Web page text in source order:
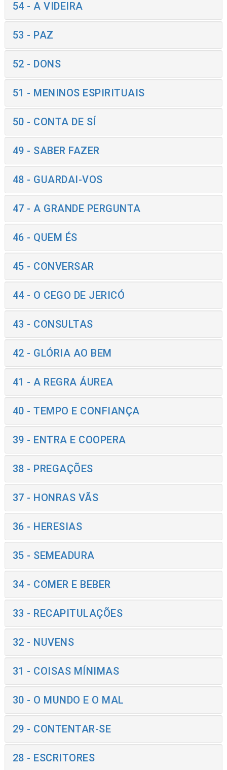
54 - A VIDEIRA
53 - PAZ
52 - DONS
51 - MENINOS ESPIRITUAIS
50 - CONTA DE SÍ
49 - SABER FAZER
48 - GUARDAI-VOS
47 - A GRANDE PERGUNTA
46 - QUEM ÉS
45 - CONVERSAR
44 - O CEGO DE JERICÓ
43 - CONSULTAS
42 - GLÓRIA AO BEM
41 - A REGRA ÁUREA
40 - TEMPO E CONFIANÇA
39 - ENTRA E COOPERA
38 - PREGAÇÕES
37 - HONRAS VÃS
36 - HERESIAS
35 - SEMEADURA
34 - COMER E BEBER
33 - RECAPITULAÇÕES
32 - NUVENS
31 - COISAS MÍNIMAS
30 - O MUNDO E O MAL
29 - CONTENTAR-SE
28 - ESCRITORES